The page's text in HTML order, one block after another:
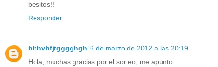
besitos!!
Responder
bbhvhfjtgggghgh 6 de marzo de 2012 a las 20:19
Hola, muchas gracias por el sorteo, me apunto.